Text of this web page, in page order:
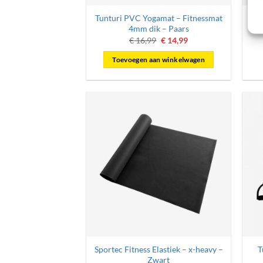
Tunturi PVC Yogamat – Fitnessmat
4mm dik – Paars
€16,99 Oorspronkelijke
was:
€ 16,99.
€14,99Huidige
€ 14,99.
Toevoegen aan winkelwagen
Sportec Fitness Elastiek – x-heavy –
Zwart